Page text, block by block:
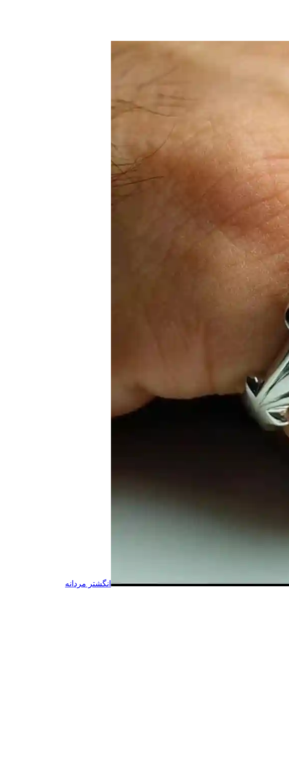
انگشتر مردانه